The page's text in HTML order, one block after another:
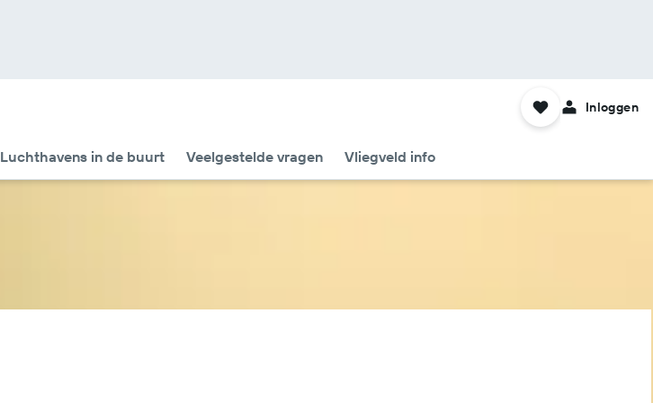
Luchthavens in de buurt Veelgestelde vragen Vliegveld info
Inloggen